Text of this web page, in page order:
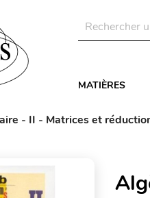
MATIÈRES
- II - Matrices et